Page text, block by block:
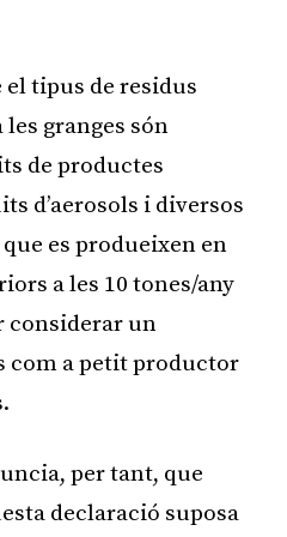
el tipus de residus
granges són
de productes
d’aerosols i diversos
es produeixen en
a les 10 tones/any
considerar un
com a petit productor
per tant, que
declaració suposa